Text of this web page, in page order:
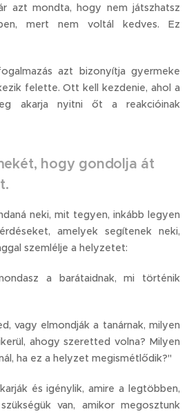
azt mondta, hogy nem játszhatsz
mert nem voltál kedves. Ez
azt bizonyítja gyermeke
felette. Ott kell kezdenie, ahol a
akarja nyitni őt a reakcióinak
hogy gondolja át
neki, mit tegyen, inkább legyen
amelyek segítenek neki,
szemlélje a helyzetet:
a barátaidnak, mi történik
vagy elmondják a tanárnak, milyen
ahogy szeretted volna? Milyen
ha ez a helyzet megismétlődik?"
és igénylik, amire a legtöbben,
van, amikor megosztunk